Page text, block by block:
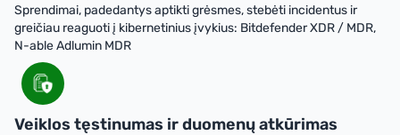
Sprendimai, padedantys aptikti grėsmes, stebėti incidentus ir
greičiau reaguoti į kibernetinius įvykius: Bitdefender XDR / MDR,
N-able Adlumin MDR
Veiklos tęstinumas ir duomenų atkūrimas